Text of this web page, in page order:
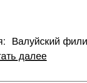
Валуйский
далее